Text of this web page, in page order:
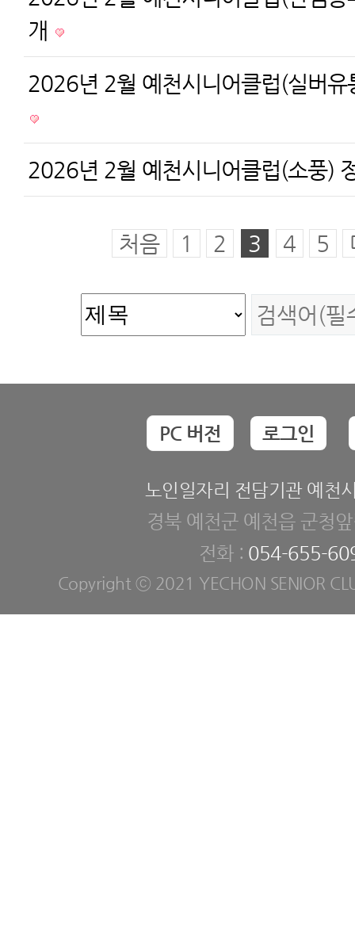
개
2026년 2월 예천시니어클럽(실버유
2026년 2월 예천시니어클럽(소풍)
처음 1 2 3 4 5
PC 버전 로그인
노인일자리 전담기관 예천
경북 예천군 예천읍 군청
전화 : 054-655-
Copyright ⓒ 2021 YECHON SENIOR